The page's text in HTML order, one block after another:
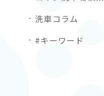
洗車コラム
#キーワード